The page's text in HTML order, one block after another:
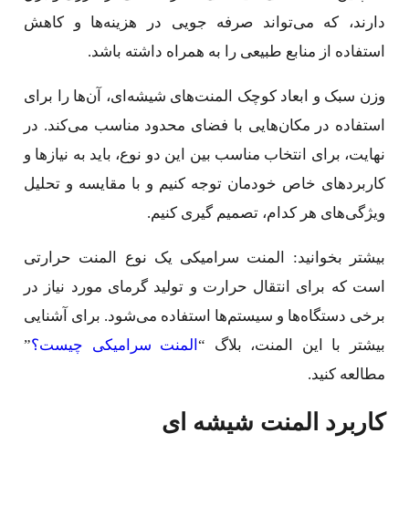
دارند، که می‌تواند صرفه جویی در هزینه‌ها و کاهش
استفاده از منابع طبیعی را به همراه داشته باشد.
وزن سبک و ابعاد کوچک المنت‌های شیشه‌ای، آن‌ها را برای
استفاده در مکان‌هایی با فضای محدود مناسب می‌کند. در
نهایت، برای انتخاب مناسب بین این دو نوع، باید به نیازها و
کاربردهای خاص خودمان توجه کنیم و با مقایسه و تحلیل
ویژگی‌های هر کدام، تصمیم گیری کنیم.
بیشتر بخوانید: المنت سرامیکی یک نوع المنت حرارتی
است که برای انتقال حرارت و تولید گرمای مورد نیاز در
برخی دستگاه‌ها و سیستم‌ها استفاده می‌شود. برای آشنایی
بیشتر با این المنت، بلاگ “المنت سرامیکی چیست؟”
مطالعه کنید.
کاربرد المنت شیشه ای